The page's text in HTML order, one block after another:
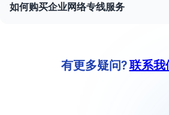
如何购买企业网络专线服务
有更多疑问?联系